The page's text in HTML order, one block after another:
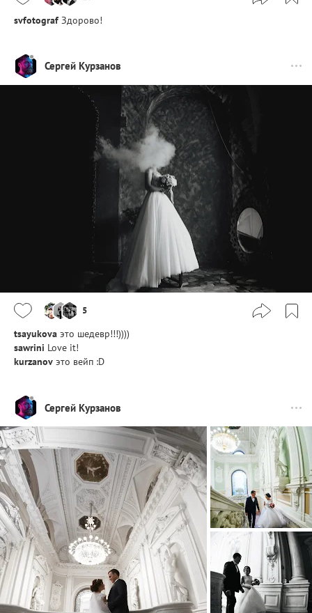
svfotograf Здорово!
Сергей Курзанов
5
tsayukova это шедевр!!!))))
sawrini Love it!
kurzanov это вейп :D
Сергей Курзанов